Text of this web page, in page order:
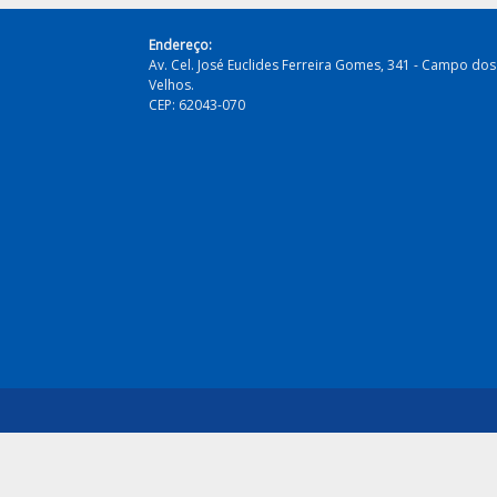
Endereço:
Av. Cel. José Euclides Ferreira Gomes, 341 - Campo dos
Velhos.
CEP: 62043-070